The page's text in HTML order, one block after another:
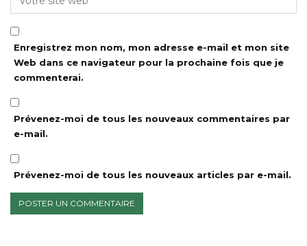
Enregistrez mon nom, mon adresse e-mail et mon site
Web dans ce navigateur pour la prochaine fois que je
commenterai.
Prévenez-moi de tous les nouveaux commentaires par
e-mail.
Prévenez-moi de tous les nouveaux articles par e-mail.